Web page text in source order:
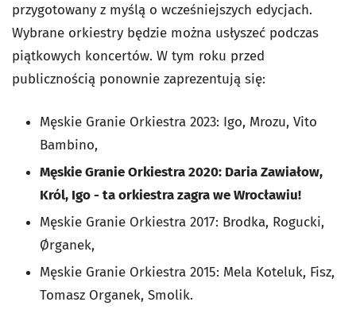
przygotowany z myślą o wcześniejszych edycjach.
Wybrane orkiestry będzie można usłyszeć podczas
piątkowych koncertów. W tym roku przed
publicznością ponownie zaprezentują się:
Męskie Granie Orkiestra 2023: Igo, Mrozu, Vito
Bambino,
Męskie Granie Orkiestra 2020: Daria Zawiałow,
Król, Igo - ta orkiestra zagra we Wrocławiu!
Męskie Granie Orkiestra 2017: Brodka, Rogucki,
Ørganek,
Męskie Granie Orkiestra 2015: Mela Koteluk, Fisz,
Tomasz Organek, Smolik.